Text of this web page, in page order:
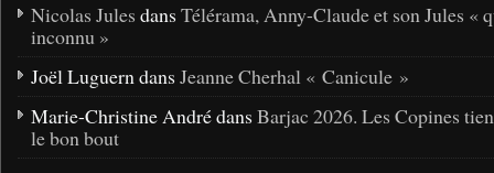
Nicolas Jules dans Télérama, Anny-Claude et son Jules «
inconnu »
Joël Luguern dans Jeanne Cherhal « Canicule »
Marie-Christine André dans Barjac 2026. Les Copines
le bon bout